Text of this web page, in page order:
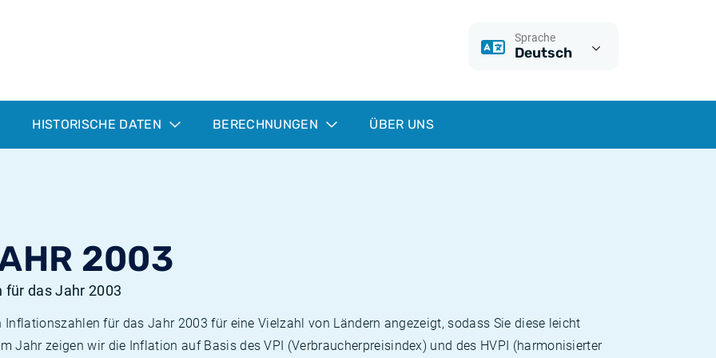
Sprache
Deutsch
HISTORISCHE DATEN BERECHNUNGEN ÜBER UNS
2003
das Jahr 2003
für das Jahr 2003 für eine Vielzahl von Ländern angezeigt, sodass Sie diese leicht
Jahr zeigen wir die Inflation auf Basis des VPI (Verbraucherpreisindex) und des HVPI (harmonisierter